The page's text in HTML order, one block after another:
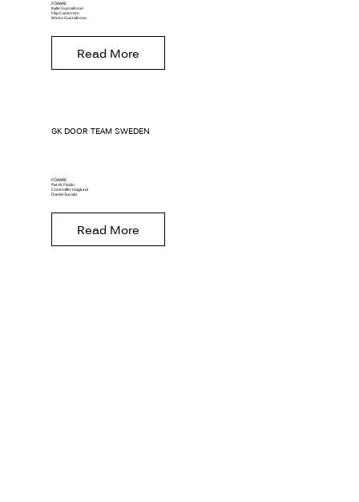
FÖRARE
Kalle Gustafsson
Filip Carlström
Micke Gustafsson
Read More
GK DOOR TEAM SWEDEN
FÖRARE
Patrik Flodin
Christoffer Haglund
Daniel Suvala
Read More